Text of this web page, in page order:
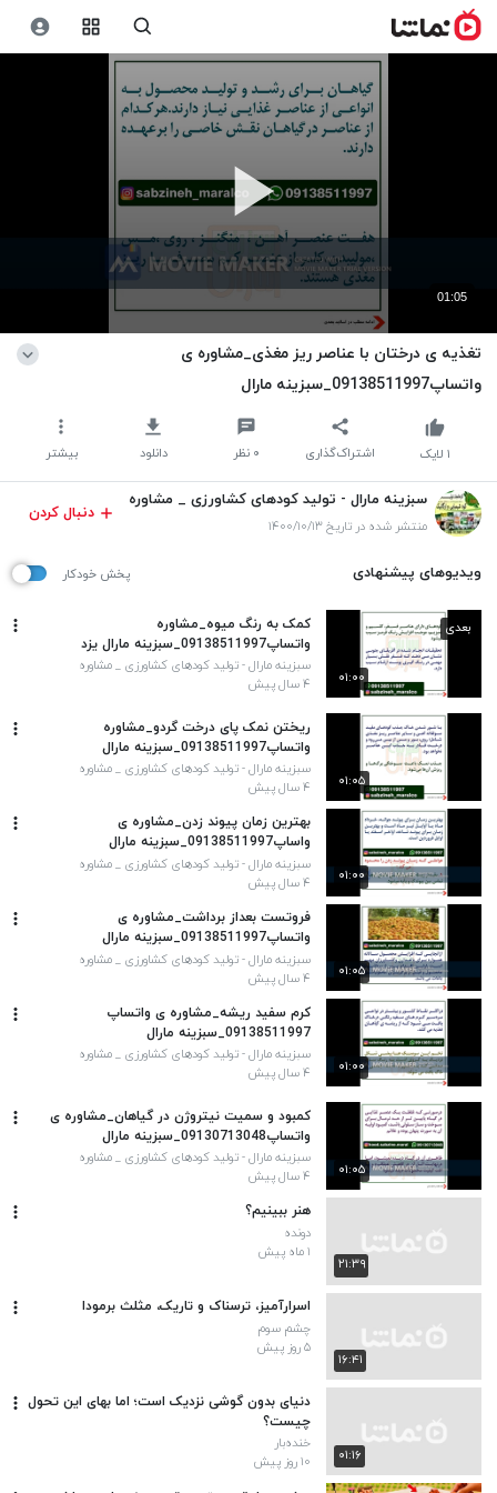
01:05
تغذیه ی درختان با عناصر ریز مغذی_مشاوره ی
واتساپ09138511997_سبزینه مارال
اشتراک‌گذاری ۰ نظر دانلود بیشتر ۱ لایک
سبزینه مارال - تولید کودهای کشاورزی _ مشاوره
واتساپ۰۹۱۳۸۵۱۱۹۹۷
منتشر شده در تاریخ ۱۴۰۰/۱۰/۱۳
دنبال کردن
ویدیوهای پیشنهادی پخش خودکار
۰۱:۰۰
بعدی
کمک به رنگ میوه_مشاوره
واتساپ09138511997_سبزینه مارال یزد
سبزینه مارال - تولید کودهای کشاورزی _ مشاوره
واتساپ۰۹۱۳۸۵۱۱۹۹۷
۴ سال پیش
۰۱:۰۵
ریختن نمک پای درخت گردو_مشاوره
واتساپ09138511997_سبزینه مارال
سبزینه مارال - تولید کودهای کشاورزی _ مشاوره
واتساپ۰۹۱۳۸۵۱۱۹۹۷
۴ سال پیش
۰۱:۰۰
بهترین زمان پیوند زدن_مشاوره ی
واساپ09138511997_سبزینه مارال
سبزینه مارال - تولید کودهای کشاورزی _ مشاوره
واتساپ۰۹۱۳۸۵۱۱۹۹۷
۴ سال پیش
۰۱:۰۵
فروتست بعداز برداشت_مشاوره ی
واتساپ09138511997_سبزینه مارال
سبزینه مارال - تولید کودهای کشاورزی _ مشاوره
واتساپ۰۹۱۳۸۵۱۱۹۹۷
۴ سال پیش
۰۱:۰۰
کرم سفید ریشه_مشاوره ی واتساپ
09138511997_سبزینه مارال
سبزینه مارال - تولید کودهای کشاورزی _ مشاوره
واتساپ۰۹۱۳۸۵۱۱۹۹۷
۴ سال پیش
۰۱:۰۵
کمبود و سمیت نیتروژن در گیاهان_مشاوره ی
واتساپ09130713048_سبزینه مارال
سبزینه مارال - تولید کودهای کشاورزی _ مشاوره
واتساپ۰۹۱۳۸۵۱۱۹۹۷
۴ سال پیش
۲۱:۳۹
هنر ببینیم؟
دونده
۱ ماه پیش
۱۶:۴۱
اسرارآمیز، ترسناک و تاریک، مثلث برمودا
چشم سوم
۵ روز پیش
۰۱:۱۶
دنیای بدون گوشی نزدیک است؛ اما بهای این تحول
چیست؟
خنده‌بار
۱۰ روز پیش